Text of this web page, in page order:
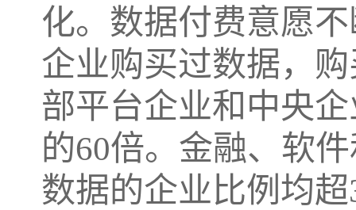
化。数据付费意愿
企业购买过数据，
部平台企业和中央
的60倍。金融、软
数据的企业比例均